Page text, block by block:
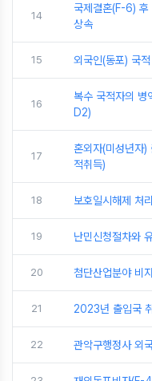
14
국제결혼(F-6) 후
상속
15 외국인(동포) 국
16
복수 국적자의
D2)
17
혼외자(미성년자
적취득)
18 보호일시해제 처
19 난민신청절차와
20 첨단산업분야 비
21 2023년 출입국
22 관악구행정사 외